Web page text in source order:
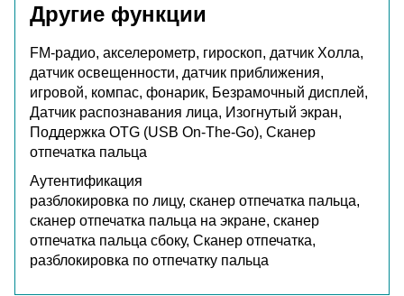
Другие функции
FM-радио, акселерометр, гироскоп, датчик Холла,
датчик освещенности, датчик приближения,
игровой, компас, фонарик, Безрамочный дисплей,
Датчик распознавания лица, Изогнутый экран,
Поддержка OTG (USB On-The-Go), Сканер
отпечатка пальца
Аутентификация
разблокировка по лицу, сканер отпечатка пальца,
сканер отпечатка пальца на экране, сканер
отпечатка пальца сбоку, Сканер отпечатка,
разблокировка по отпечатку пальца